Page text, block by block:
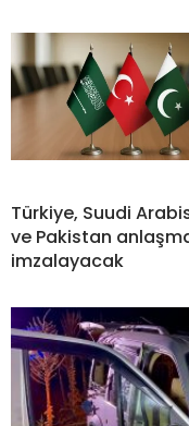
Türkiye, Suudi
ve Pakistan
imzalayacak